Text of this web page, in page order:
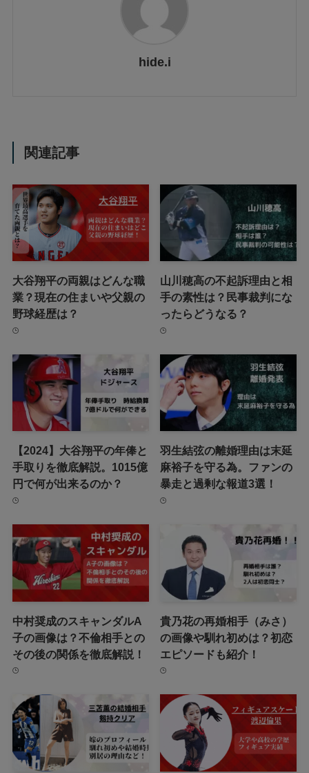
hide.i
関連記事
大谷翔平の両親はどんな職
業？現在の住まいや父親の
野球経歴は？
山川穂高の不起訴理由と相
手の素性は？民事裁判にな
ったらどうなる？
【2024】大谷翔平の年俸と
手取りを徹底解説。1015億
円で何が出来るのか？
羽生結弦の離婚理由は末延
麻裕子を守る為。ファンの
暴走と過剰な報道3選！
中村奨成のスキャンダルA
子の画像は？不倫相手との
その後の関係を徹底解説！
貴乃花の再婚相手（みさ）
の画像や馴れ初めは？初恋
エピソードも紹介！